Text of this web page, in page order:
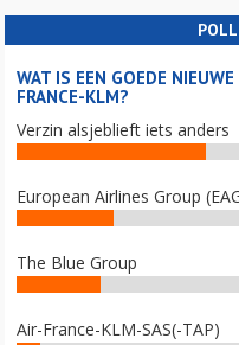
POLL
WAT IS EEN GOEDE
FRANCE-KLM?
Verzin alsjeblieft iets anders
European Airlines Group
The Blue Group
Air-France-KLM-SAS(-TAP)